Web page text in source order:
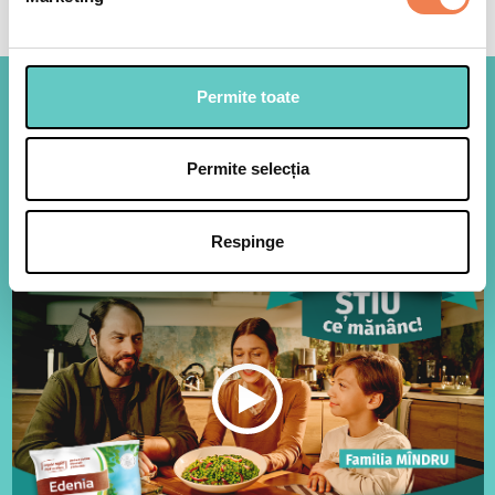
Permite toate
Permite selecția
Respinge
Legumele Edenia, la fel de
proaspete ca atunci cand sunt